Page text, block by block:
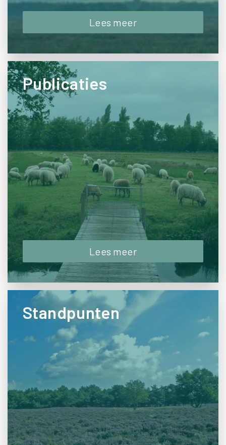
Lees meer
Publicaties
Lees meer
Standpunten